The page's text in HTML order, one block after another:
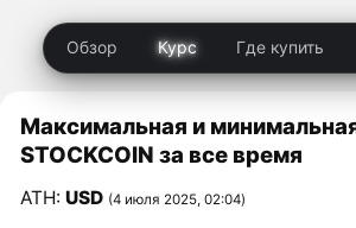
Обзор Курс Где купить
Максимальная и
STOCKCOIN за все время
ATH:USD (4 июля 2025, 02:04)